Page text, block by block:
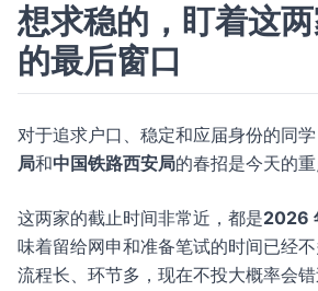
想求稳的，盯着这
的最后窗口
对于追求户口、稳定和应届身份的同学
局和中国铁路西安局的春招是今天的重
这两家的截止时间非常近，都是2026
味着留给网申和准备笔试的时间已经
流程长、环节多，现在不投大概率会错